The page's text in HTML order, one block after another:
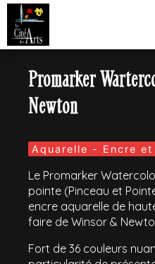
Promarker
Newton
Aquarelle - Encre
Le Promarker
pointe (Pinceau et
encre aquarelle de
faire de Winsor &
Fort de 36 couleurs
Panneau de gestion des